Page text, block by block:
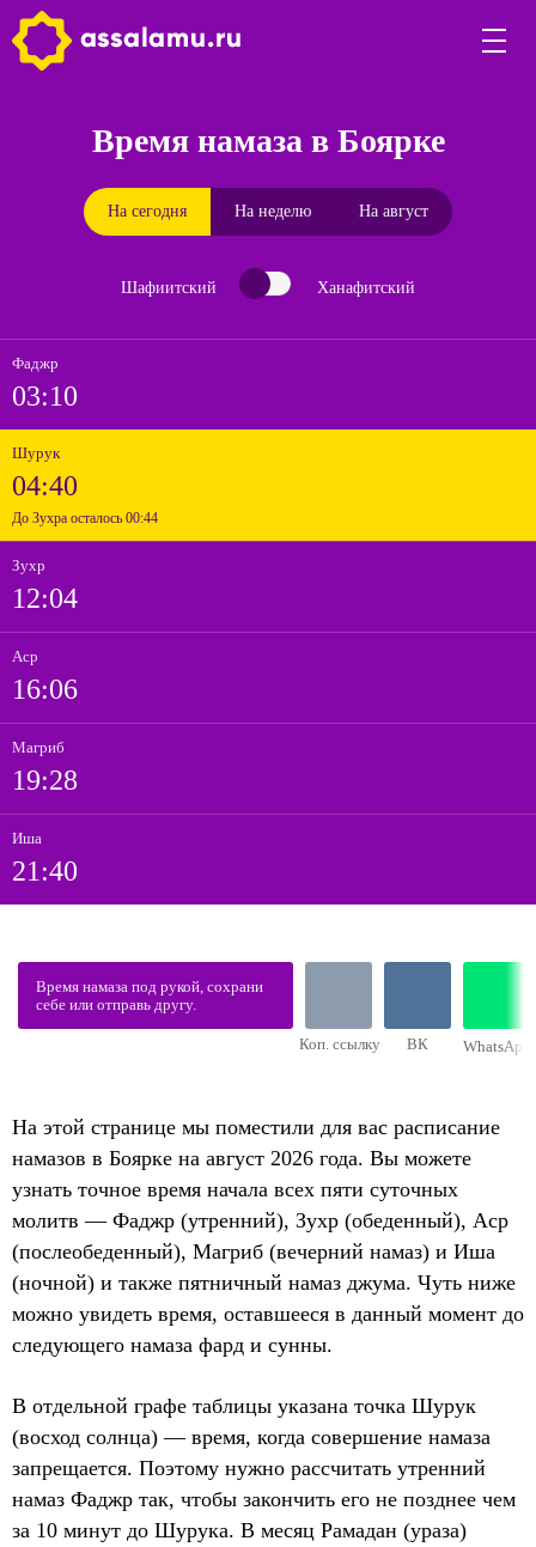
Время намаза в Боярке
На сегодня На неделю На август
Шафиитский Ханафитский
Фаджр
03:10
Шурук
04:40
До Зухра осталось 00:44
Зухр
12:04
Аср
16:06
Магриб
19:28
Иша
21:40
Время намаза под рукой, сохрани
себе или отправь другу.
Коп. ссылку ВК WhatsApp
На этой странице мы поместили для вас расписание
намазов в Боярке на август 2026 года. Вы можете
узнать точное время начала всех пяти суточных
молитв — Фаджр (утренний), Зухр (обеденный), Аср
(послеобеденный), Магриб (вечерний намаз) и Иша
(ночной) и также пятничный намаз джума. Чуть ниже
можно увидеть время, оставшееся в данный момент до
следующего намаза фард и сунны.
В отдельной графе таблицы указана точка Шурук
(восход солнца) — время, когда совершение намаза
запрещается. Поэтому нужно рассчитать утренний
намаз Фаджр так, чтобы закончить его не позднее чем
за 10 минут до Шурука. В месяц Рамадан (ураза)